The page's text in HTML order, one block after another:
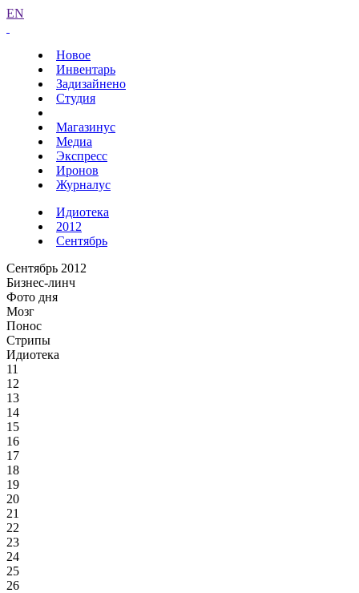
EN
Новое
Инвентарь
Задизайнено
Студия
Магазинус
Медиа
Экспресс
Иронов
Журналус
Идиотека
2012
Сентябрь
Сентябрь 2012
Бизнес-линч
Фото дня
Мозг
Понос
Стрипы
Идиотека
11
12
13
14
15
16
17
18
19
20
21
22
23
24
25
26